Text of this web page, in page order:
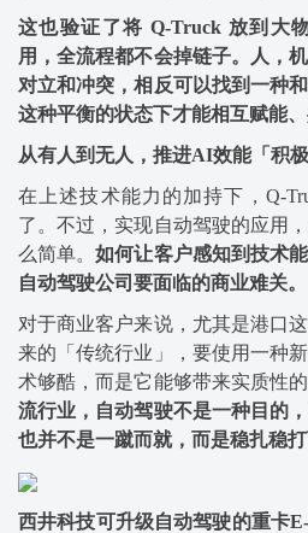
这也验证了将 Q-Truck 放到大
用，全流程都不会掉链子。人，
对立和冲突，相反可以找到一种
这种平衡的状态下才能相互赋能、
从有人到无人，推进AI效能「积极
在上述技术能力的加持下，Q-
了。不过，实现自动驾驶的应用
么简单。如何让客户感知到技术
自动驾驶公司要面临的商业难关。
对于商业客户来说，尤其是港口
来的「传统行业」，要使用一种
术够酷，而是它能够带来实质性的
流行业，自动驾驶不是一种目的
也并不是一蹴而就，而是稳扎稳打
西井科技可升级自动驾驶的重卡